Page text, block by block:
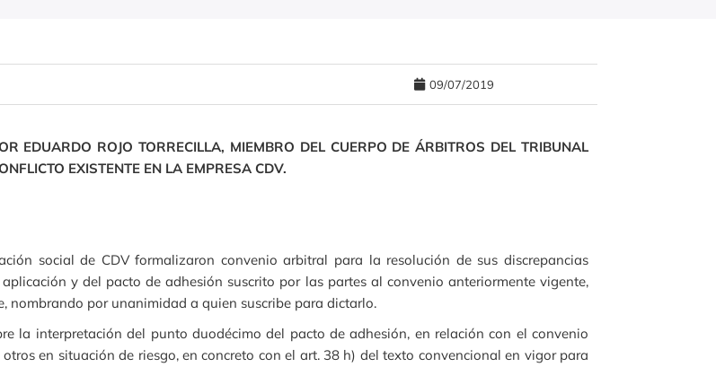
09/07/2019
EDUARDO ROJO TORRECILLA, MIEMBRO DEL CUERPO DE ÁRBITROS DEL TRIBUNAL
EXISTENTE EN LA EMPRESA CDV.
social de CDV formalizaron convenio arbitral para la resolución de sus discrepancias
y del pacto de adhesión suscrito por las partes al convenio anteriormente vigente,
nombrando por unanimidad a quien suscribe para dictarlo.
la interpretación del punto duodécimo del pacto de adhesión, en relación con el convenio
en situación de riesgo, en concreto con el art. 38 h) del texto convencional en vigor para